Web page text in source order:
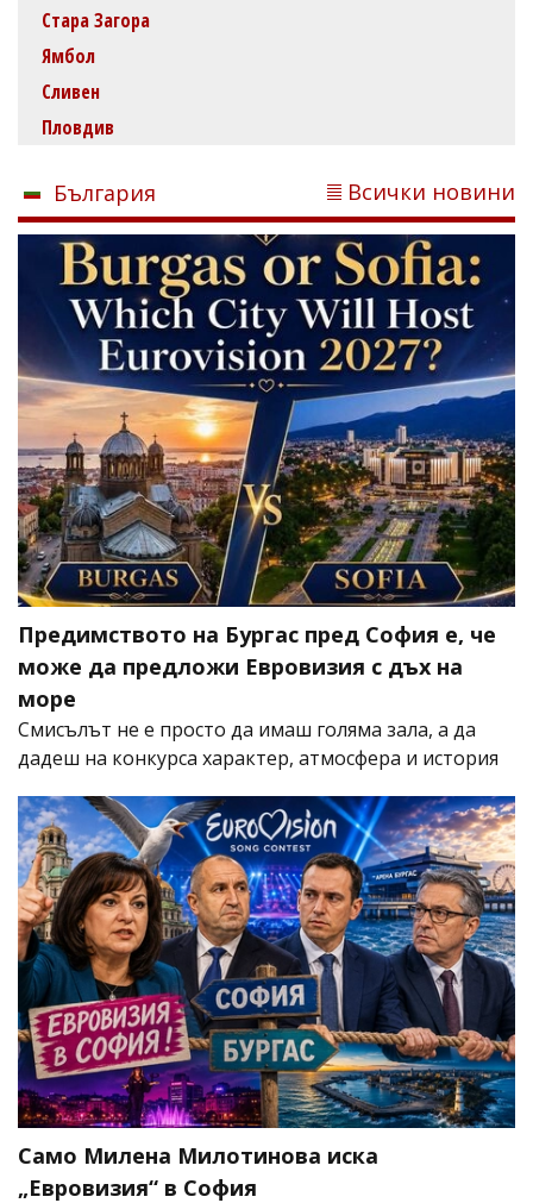
Стара Загора
Ямбол
Сливен
Пловдив
България Всички новини
Предимството на Бургас пред София е, че
може да предложи Евровизия с дъх на
море
Смисълът не е просто да имаш голяма зала, а да
дадеш на конкурса характер, атмосфера и история
Само Милена Милотинова иска
„Евровизия“ в София